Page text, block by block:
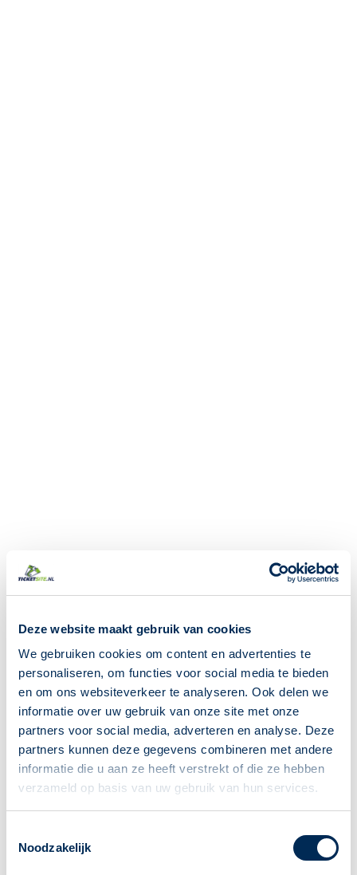
Deze website maakt gebruik van cookies
We gebruiken cookies om content en advertenties te
personaliseren, om functies voor social media te bieden
en om ons websiteverkeer te analyseren. Ook delen we
informatie over uw gebruik van onze site met onze
partners voor social media, adverteren en analyse. Deze
partners kunnen deze gegevens combineren met andere
informatie die u aan ze heeft verstrekt of die ze hebben
verzameld op basis van uw gebruik van hun services.
Noodzakelijk